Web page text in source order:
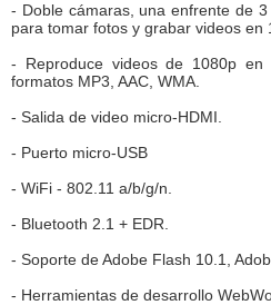
- Doble cámaras, una enfrente de
para tomar fotos y grabar videos en
- Reproduce videos de 1080p en
formatos MP3, AAC, WMA.
- Salida de video micro-HDMI.
- Puerto micro-USB
- WiFi - 802.11 a/b/g/n.
- Bluetooth 2.1 + EDR.
- Soporte de Adobe Flash 10.1,
- Herramientas de desarrollo